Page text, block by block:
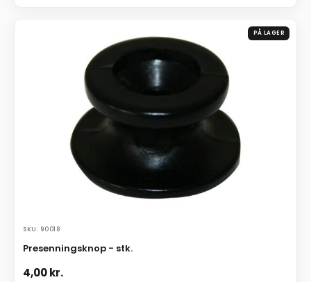
PÅ LAGER
SKU: 90018
Presenningsknop - stk.
4,00kr.